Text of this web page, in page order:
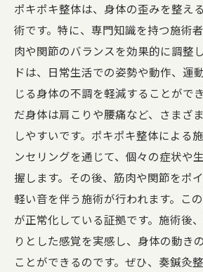
実際の体験談：ポキポキ整体で
た！
まとめ：ポキポキ整体で体の
を手に入れよう
ポキポキ整体は、身体の歪みを整え
術です。特に、専門知識を持つ施術
肉や関節のバランスを効果的に調整
ドは、日常生活での姿勢や動作、運
じる身体の不調を軽減することがで
だ身体は肩こりや腰痛など、さまざ
しやすいです。ポキポキ整体による
ンセリングを通じて、個々の症状や
握します。その後、筋肉や関節をポ
軽い音を伴う施術が行われます。こ
が正常化している証拠です。施術後
りとした感覚を実感し、身体の動き
ことができるのです。ぜひ、奏鍼灸